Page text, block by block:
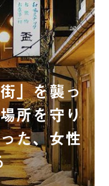
」を襲っ
所を守り
た、女性